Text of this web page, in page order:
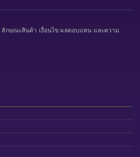
กษณะสินค้า เงื่อนไข ผลตอบแทน และความ